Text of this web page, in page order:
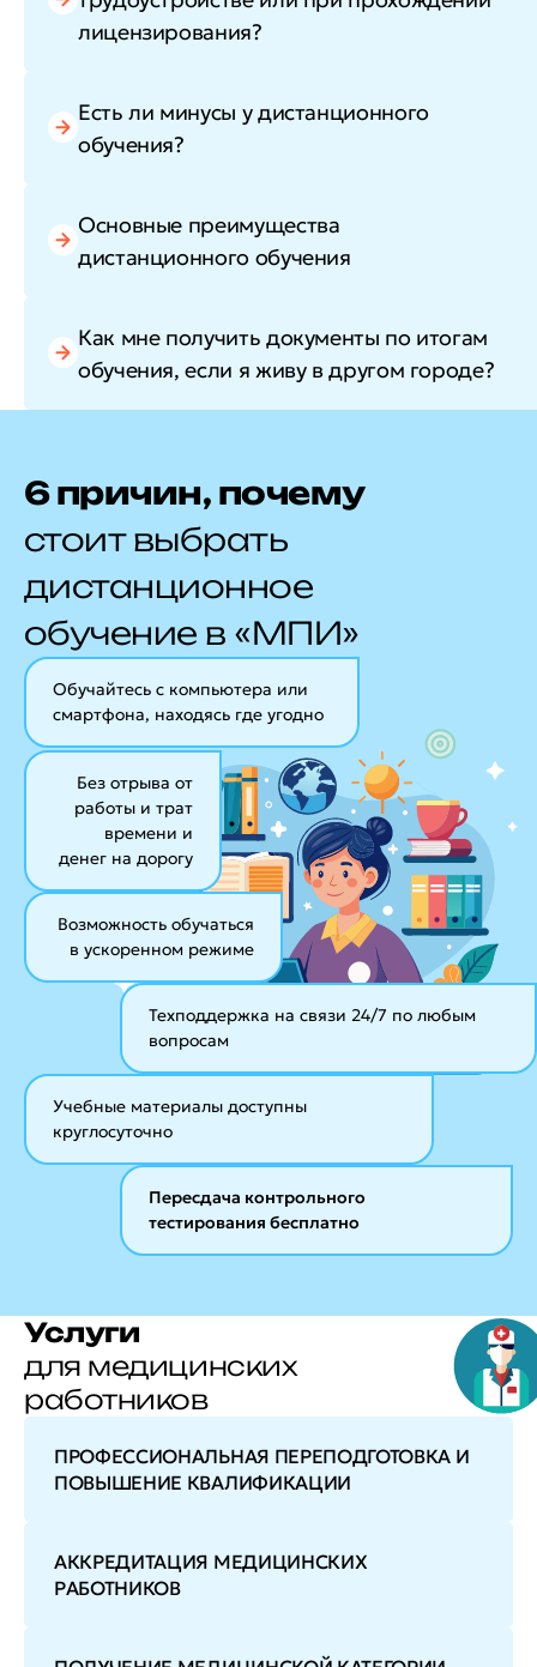
лицензирования?
Есть ли минусы у дистанционного
обучения?
Основные преимущества
дистанционного обучения
Как мне получить документы по итогам
обучения, если я живу в другом городе?
6 причин, почему
стоит выбрать
дистанционное
обучение в «МПИ»
Обучайтесь с компьютера или
смартфона, находясь где угодно
Возможность обучаться
в ускоренном режиме
Без отрыва от
работы и трат
времени и
денег на дорогу
Техподдержка на связи 24/7 по любым
вопросам
Учебные материалы доступны
круглосуточно
Пересдача контрольного
тестирования бесплатно
Услуги
для медицинских
работников
ПРОФЕССИОНАЛЬНАЯ ПЕРЕПОДГОТОВКА И
ПОВЫШЕНИЕ КВАЛИФИКАЦИИ
АККРЕДИТАЦИЯ МЕДИЦИНСКИХ
РАБОТНИКОВ